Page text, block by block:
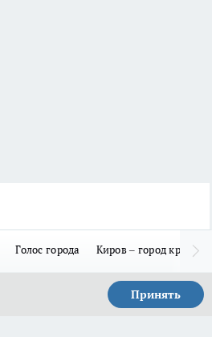
Голос города Киров – город
Принять